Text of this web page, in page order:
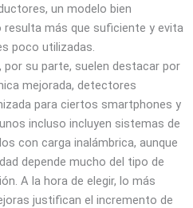
un modelo bien
más que suficiente y evita
poco utilizadas.
su parte, suelen destacar por
mejorada, detectores
para ciertos smartphones y
incluso incluyen sistemas de
con carga inalámbrica, aunque
depende mucho del tipo de
A la hora de elegir, lo más
justifican el incremento de